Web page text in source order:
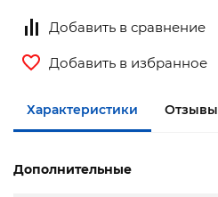
Добавить в сравнение
Добавить в избранное
Характеристики Отзывы
Дополнительные